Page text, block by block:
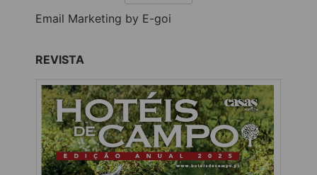
Email Marketing by E-goi
REVISTA